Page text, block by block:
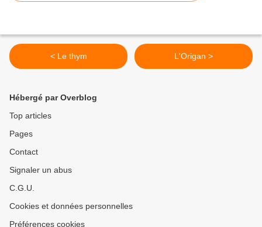
< Le thym L'Origan >
Hébergé par Overblog
Top articles
Pages
Contact
Signaler un abus
C.G.U.
Cookies et données personnelles
Préférences cookies